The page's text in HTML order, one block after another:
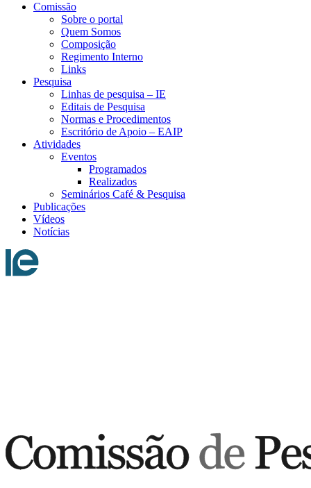
Comissão
Sobre o portal
Quem Somos
Composição
Regimento Interno
Links
Pesquisa
Linhas de pesquisa – IE
Editais de Pesquisa
Normas e Procedimentos
Escritório de Apoio – EAIP
Atividades
Eventos
Programados
Realizados
Seminários Café & Pesquisa
Publicações
Vídeos
Notícias